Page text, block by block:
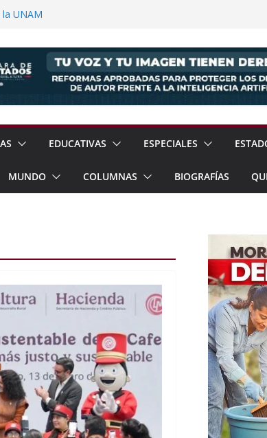
UNAM
Baja
EDUCATIVAS ESPECIALES
MUNDO COLUMNAS BIOGRAFÍAS